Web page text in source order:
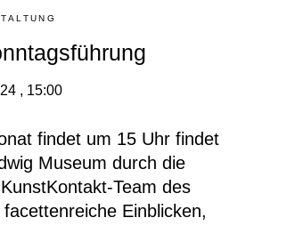
, 15:00
findet um 15 Uhr findet
Museum durch die
Team des
Einblicken,